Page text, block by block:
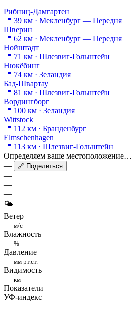
Рибниц-Дамгартен
📍 39 км · Мекленбург — Передня
Шверин
📍 62 км · Мекленбург — Передня
Нойштадт
📍 71 км · Шлезвиг-Гольштейн
Нюкёбинг
📍 74 км · Зеландия
Бад-Швартау
📍 81 км · Шлезвиг-Гольштейн
Вордингборг
📍 100 км · Зеландия
Wittstock
📍 112 км · Бранденбург
Elmschenhagen
📍 113 км · Шлезвиг-Гольштейн
Определяем ваше местоположение…
—
🔗 Поделиться
—
—
—
🌤
Ветер
— м/с
Влажность
— %
Давление
— мм рт.ст.
Видимость
— км
Показатели
УФ-индекс
—